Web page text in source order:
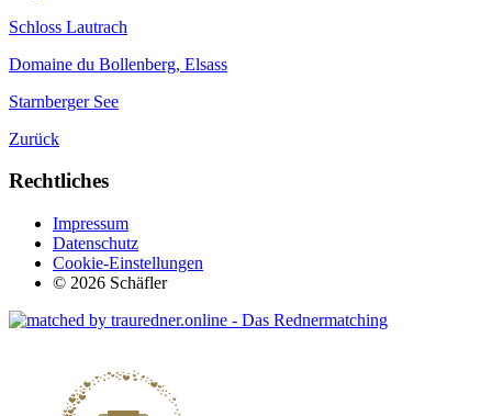
Schloss Lautrach
Domaine du Bollenberg, Elsass
Starnberger See
Zurück
Rechtliches
Impressum
Datenschutz
Cookie-Einstellungen
© 2026 Schäfler